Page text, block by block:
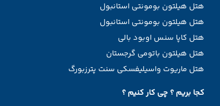
هتل هیلتون بومونتی استانبول
هتل هیلتون بومونتی استانبول
هتل کاپا سنس اوبود بالی
هتل هیلتون باتومی گرجستان
هتل ماریوت واسیلیفسکی سنت پترزبورگ
کجا بریم ؟ چی کار کنیم ؟